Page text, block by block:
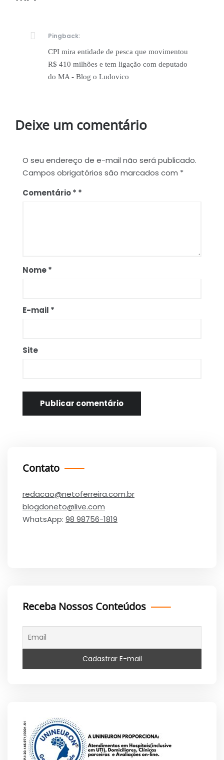
Pingback:
CPI mira entidade de pesca que movimentou
R$ 410 milhões e tem ligação com deputado
do MA - Blog o Ludovico
Deixe um comentário
O seu endereço de e-mail não será publicado.
Campos obrigatórios são marcados com *
Comentário*
Nome*
E-mail *
Site
Contato
redacao@netoferreira.com.br
blogdoneto@live.com
WhatsApp: 98 98756-1819
Receba Nossos Conteúdos